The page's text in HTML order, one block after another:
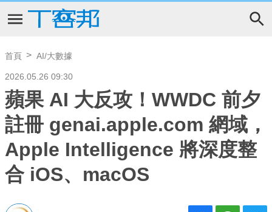
首頁 AI/大數據
2026.05.26 09:30
蘋果 AI 大反攻！WWDC 前夕
註冊 genai.apple.com 網域，
Apple Intelligence 將深度整
合 iOS、macOS